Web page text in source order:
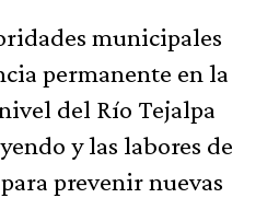
municipales
permanente en la
del Río Tejalpa
y las labores de
prevenir nuevas